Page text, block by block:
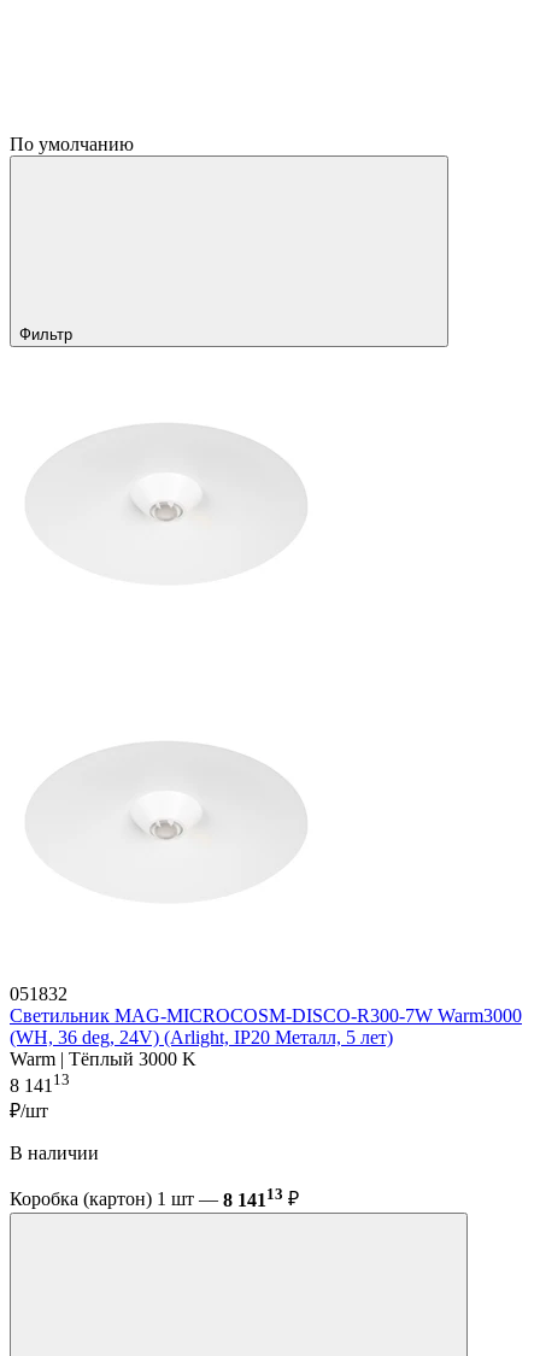
По умолчанию
Фильтр
051832
Светильник MAG-MICROCOSM-DISCO-R300-7W Warm3000
(WH, 36 deg, 24V) (Arlight, IP20 Металл, 5 лет)
Warm | Тёплый 3000 K
8 141 13
₽/шт
В наличии
Коробка (картон) 1 шт — 8 141 13 ₽